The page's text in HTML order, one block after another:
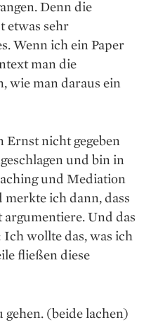
Denn die
etwas sehr
Wenn ich ein Paper
man die
wie man daraus ein
Ernst nicht gegeben
und bin in
und Mediation
ich dann, dass
Und das
wollte das, was ich
fließen diese
(beide lachen)